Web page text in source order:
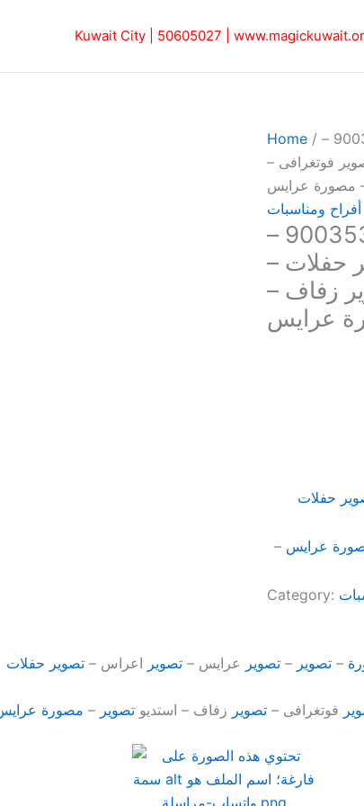
Kuwait City | 50605027‎
Home / / مصور – مصورة – تصوير – بالكويت 90035364 –
فوتغرافى –
مصورة عرايس
أفراح ومناسبات
مصور – مصورة – تصوير – بالكويت 90035364 –
حفلات –
زفاف –
عرايس
حفلات
– عرايس
Category:
– تصوير – تصوير عرايس – تصوير اعراس – تصوير حفلات
فوتغرافى –تصوير زفاف – استديوتصوير – مصورة